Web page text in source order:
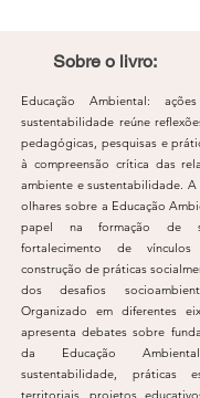
Sobre o livro:
Educação Ambiental:
sustentabilidade reúne
pedagógicas, pesquisas e
à compreensão crítica das
ambiente e sustentabilidade.
olhares sobre a Educação
papel na formação de
fortalecimento de
construção de práticas
dos desafios
Organizado em diferentes
apresenta debates sobre
da Educação
sustentabilidade, práticas
territoriais, projetos